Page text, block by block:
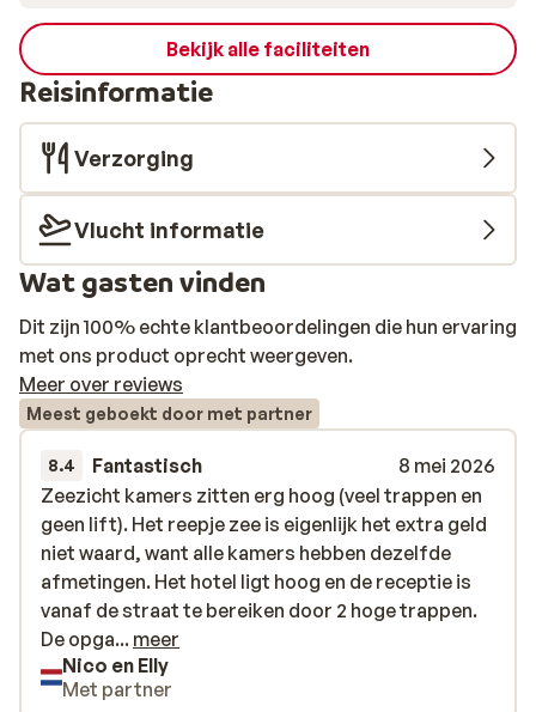
Bekijk alle faciliteiten
Reisinformatie
Verzorging
Vlucht informatie
Wat gasten vinden
Dit zijn 100% echte klantbeoordelingen die hun ervaring
met ons product oprecht weergeven.
Meer over reviews
Meest geboekt door met partner
8.4 Fantastisch
8 mei 2026
Zeezicht kamers zitten erg hoog (veel trappen en
geen lift). Het reepje zee is eigenlijk het extra geld
niet waard, want alle kamers hebben dezelfde
afmetingen. Het hotel ligt hoog en de receptie is
vanaf de straat te bereiken door 2 hoge trappen.
De opgang voor rolstoelgebruikers is vrij steil,
maar het werkt. Echter de kamers zijn niet
bereikbaar voor rolstoelgebruikers. De
Zeezicht kamers zitten erg hoog (veel trappen en
geen lift). Het reepje zee is eigenlijk het extra geld
niet waard, want alle kamers hebben dezelfde
afmetingen. Het hotel ligt hoog en de receptie is
vanaf de straat te bereiken door 2 hoge trappen.
De opga... meer
Nico en Elly
Met partner